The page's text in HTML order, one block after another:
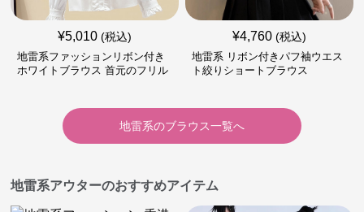
¥5,010 (税込)
地雷系ファッションリボン付き
ホワイトブラウス 首元のフリル
¥4,760 (税込)
地雷系 リボン付きパフ袖ウエス
ト絞りショートブラウス
地雷系のブラウス一覧へ
地雷系アウターのおすすめアイテム